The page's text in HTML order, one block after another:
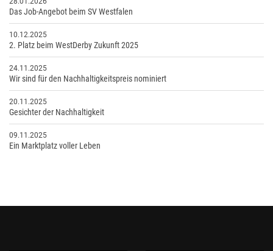
Das Job-Angebot beim SV Westfalen
10.12.2025
2. Platz beim WestDerby Zukunft 2025
24.11.2025
Wir sind für den Nachhaltigkeitspreis nominiert
20.11.2025
Gesichter der Nachhaltigkeit
09.11.2025
Ein Marktplatz voller Leben